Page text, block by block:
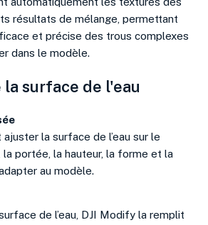
résultats de mélange, permettant
et précise des trous complexes
dans le modèle.
surface de l'eau
la surface de l’eau sur le
portée, la hauteur, la forme et la
au modèle.
de l’eau, DJI Modify la remplit